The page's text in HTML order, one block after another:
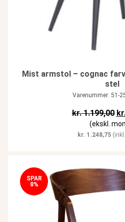
Mist armstol – cognac
stel
Varenummer: 51-
kr.1.199,00
(ekskl.
kr. 1.248,75
SPAR
8%